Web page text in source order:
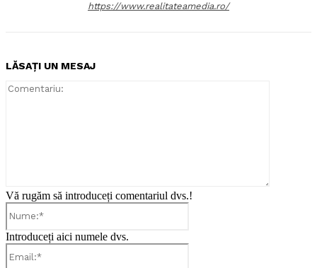
https://www.realitateamedia.ro/
LĂSAȚI UN MESAJ
Vă rugăm să introduceți comentariul dvs.!
Introduceți aici numele dvs.